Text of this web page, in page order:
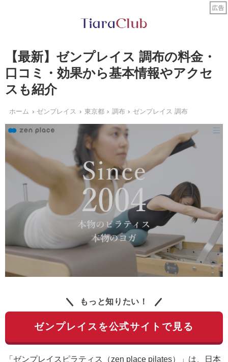
【最新】ゼンプレイス 調布の料金・
口コミ・効果から基本情報やアクセ
スも紹介
ホーム ゼンプレイス 東京都 調布 ゼンプレイス 調布
もっと知りたい！
ゼンプレイスを公式サイトで見る
「ゼンプレイスピラティス（zen place pilates）」は、日本